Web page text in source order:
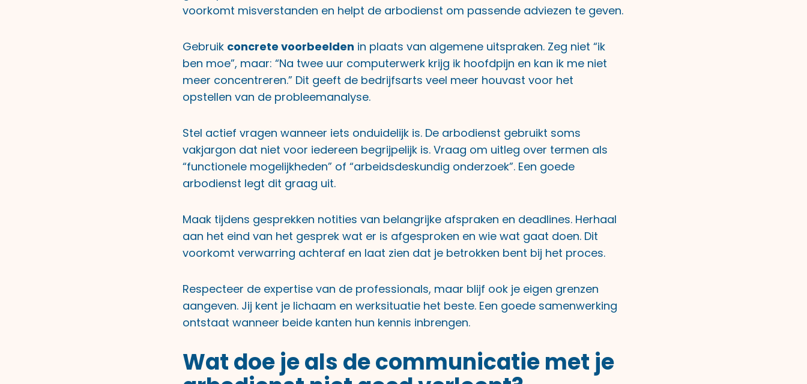
voorkomt misverstanden en helpt de arbodienst om passende adviezen te geven.
Gebruik concrete voorbeelden in plaats van algemene uitspraken. Zeg niet “ik
ben moe”, maar: “Na twee uur computerwerk krijg ik hoofdpijn en kan ik me niet
meer concentreren.” Dit geeft de bedrijfsarts veel meer houvast voor het
opstellen van de probleemanalyse.
Stel actief vragen wanneer iets onduidelijk is. De arbodienst gebruikt soms
vakjargon dat niet voor iedereen begrijpelijk is. Vraag om uitleg over termen als
“functionele mogelijkheden” of “arbeidsdeskundig onderzoek”. Een goede
arbodienst legt dit graag uit.
Maak tijdens gesprekken notities van belangrijke afspraken en deadlines. Herhaal
aan het eind van het gesprek wat er is afgesproken en wie wat gaat doen. Dit
voorkomt verwarring achteraf en laat zien dat je betrokken bent bij het proces.
Respecteer de expertise van de professionals, maar blijf ook je eigen grenzen
aangeven. Jij kent je lichaam en werksituatie het beste. Een goede samenwerking
ontstaat wanneer beide kanten hun kennis inbrengen.
Wat doe je als de communicatie met je